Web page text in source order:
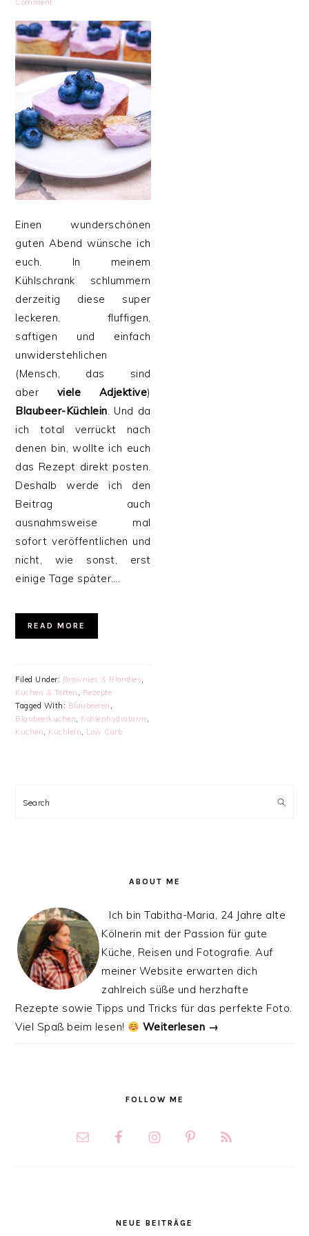
Comment
Einen wunderschönen
guten Abend wünsche ich
euch. In meinem
Kühlschrank schlummern
derzeitig diese super
leckeren, fluffigen,
saftigen und einfach
unwiderstehlichen
(Mensch, das sind
aber viele Adjektive)
Blaubeer-Küchlein. Und da
ich total verrückt nach
denen bin, wollte ich euch
das Rezept direkt posten.
Deshalb werde ich den
Beitrag auch
ausnahmsweise mal
sofort veröffentlichen und
nicht, wie sonst, erst
einige Tage später….
READ MORE
Filed Under: Brownies & Blondies,
Kuchen & Torten , Rezepte
Tagged With: Blaubeeren ,
Blaubeerkuchen, Kohlenhydratarm ,
Kuchen, Küchlein, Low Carb
SIDEBAR
Search
ABOUT ME
Ich bin Tabitha-Maria, 24 Jahre alte
Kölnerin mit der Passion für gute
Küche, Reisen und Fotografie. Auf
meiner Website erwarten dich
zahlreich süße und herzhafte
Rezepte sowie Tipps und Tricks für das perfekte Foto.
Viel Spaß beim lesen!
Weiterlesen →
FOLLOW ME
NEUE BEITRÄGE